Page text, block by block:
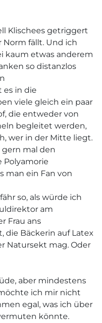
Klischees getriggert
Norm fällt. Und ich
kaum etwas anderem
so distanzlos
es in die
viele gleich ein paar
die entweder von
begleitet werden,
wer in der Mitte liegt.
mal den
Polyamorie
man ein Fan von
so, als würde ich
am
Frau ans
die Bäckerin auf Latex
Natursekt mag. Oder
aber mindestens
ich mir nicht
egal, was ich über
könnte.